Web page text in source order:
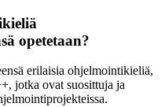
opetetaan?
erilaisia ohjelmointikieliä,
jotka ovat suosittuja ja